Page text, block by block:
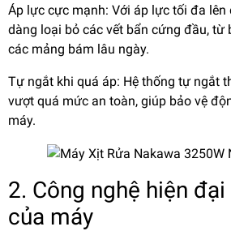
Áp lực cực mạnh: Với áp lực tối đa lên
dàng loại bỏ các vết bẩn cứng đầu, từ
các mảng bám lâu ngày.
Tự ngắt khi quá áp: Hệ thống tự ngắt
vượt quá mức an toàn, giúp bảo vệ
máy.
2. Công nghệ hiện
của máy